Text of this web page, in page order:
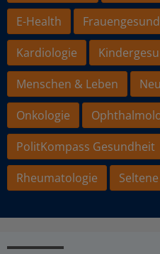
E-Health
Kardiologie
Menschen & Leben
Onkologie
PolitKompass Gesundheit
Rheumatologie